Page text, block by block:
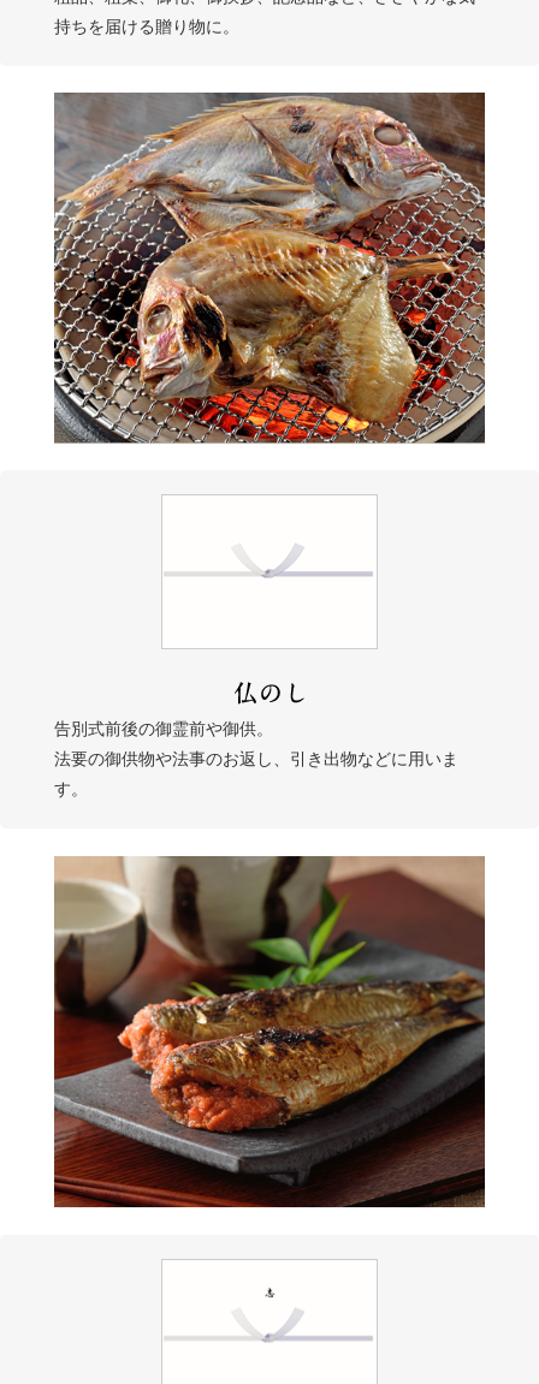
持ちを届ける贈り物に。
告別式前後の御霊前や御供。
法要の御供物や法事のお返し、引き出物などに用いま
す。